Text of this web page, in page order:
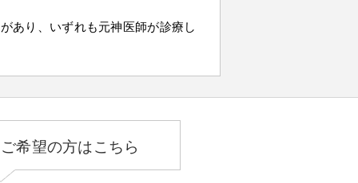
あり、いずれも元神医師が診療し
希望の方はこちら